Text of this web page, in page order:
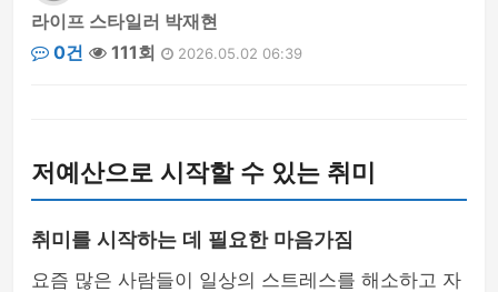
라이프 스타일러 박재현
0건
111회 2026.05.02 06:39
저예산으로 시작할 수 있는 취미
취미를 시작하는 데 필요한 마음가짐
요즘 많은 사람들이 일상의 스트레스를 해소하고 자